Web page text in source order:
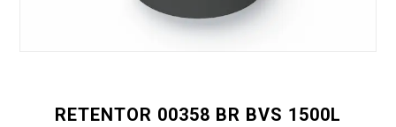
RETENTOR 00358 BR BVS 1500L